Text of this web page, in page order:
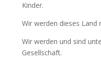
Kinder.
Wir werden dieses Land
Wir werden und sind
Gesellschaft.